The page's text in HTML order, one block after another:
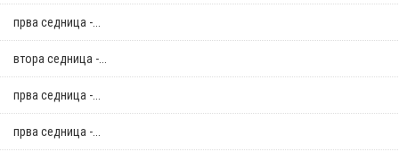
прва седница -...
втора седница -...
прва седница -...
прва седница -...